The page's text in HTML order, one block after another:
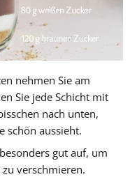
nehmen Sie am
Sie jede Schicht mit
nach unten,
schön aussieht.
gut auf, um
verschmieren.